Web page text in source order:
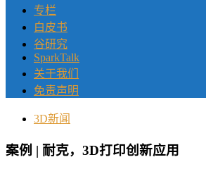
专栏
白皮书
谷研究
SparkTalk
关于我们
免责声明
3D新闻
案例 | 耐克，3D打印创新应用